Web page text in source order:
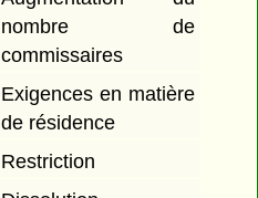
nombre de
commissaires
Exigences en matière
de résidence
Restriction